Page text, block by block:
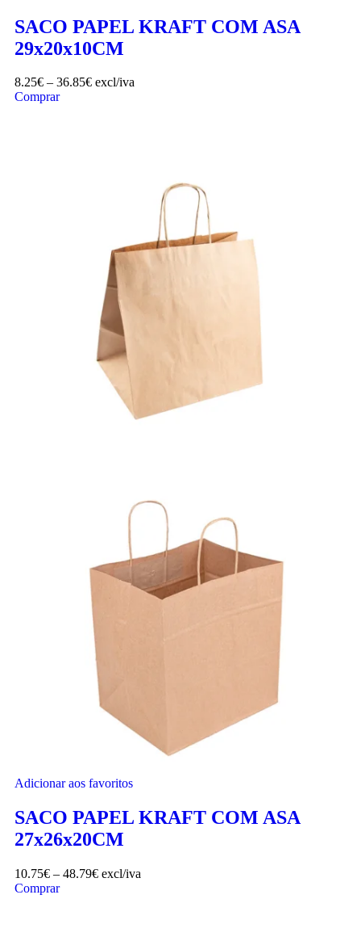
SACO PAPEL KRAFT COM ASA
29x20x10CM
8.25€ – 36.85€ excl/iva
Comprar
Adicionar aos favoritos
SACO PAPEL KRAFT COM ASA
27x26x20CM
10.75€ – 48.79€ excl/iva
Comprar